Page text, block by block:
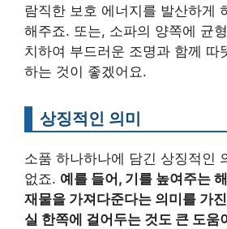
람직한 보호 에너지를 발산하게
해주죠. 또는, 소파의 양쪽에 균
치하여 부드러운 조명과 함께 따
하는 것이 좋겠어요.
상징적인 의미
소품 하나하나에 담긴 상징적인
없죠. 예를 들어, 기를 높여주는
재물을 가져다준다는 의미를 가
실 한쪽에 걸어두는 것도 큰 도움